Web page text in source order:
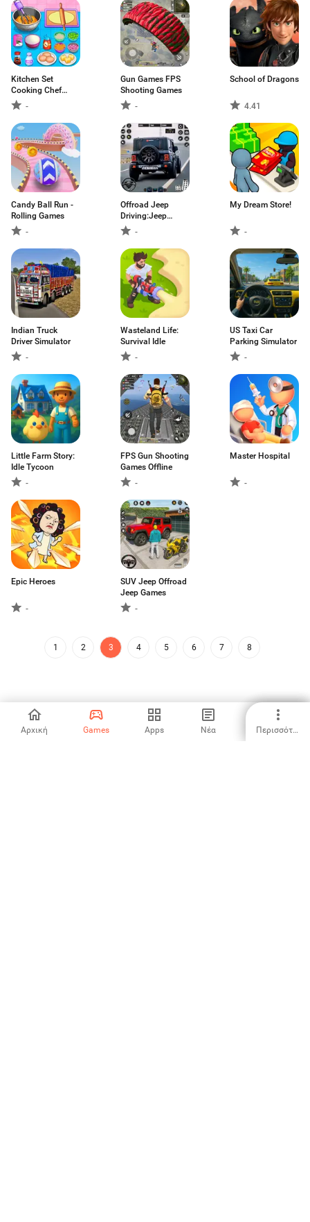
Αρχική Games Apps Νέα Περισσότερα
Kitchen Set
Cooking Chef
Time-
Gun Games FPS
Shooting Games
-
School of Dragons
4.41
Candy Ball Run -
Rolling Games
-
Offroad Jeep
Driving:Jeep
Game-
My Dream Store!
-
Indian Truck
Driver Simulator
-
Wasteland Life:
Survival Idle
-
US Taxi Car
Parking Simulator
-
Little Farm Story:
Idle Tycoon
-
FPS Gun Shooting
Games Offline
-
Master Hospital
-
Epic Heroes
-
SUV Jeep Offroad
Jeep Games
-
1 2 3 4 5 6 7 8